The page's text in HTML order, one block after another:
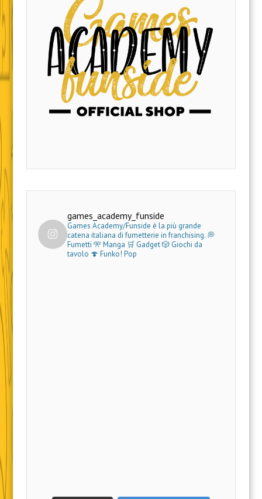
games_academy_funside
Games Academy/Funside è la più grande
catena italiana di fumetterie in franchising.💭
Fumetti 🎌 Manga 🛒 Gadget🎲 Giochi da
tavolo 🍄 Funko! Pop